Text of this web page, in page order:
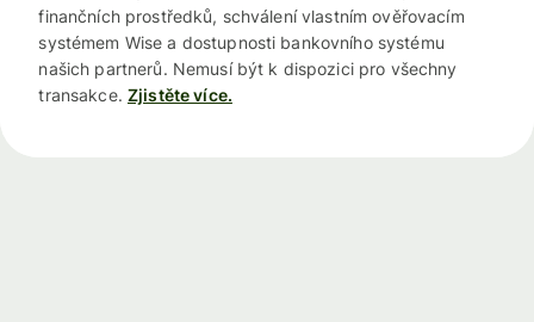
finančních prostředků, schválení vlastním ověřovacím
systémem Wise a dostupnosti bankovního systému
našich partnerů. Nemusí být k dispozici pro všechny
transakce. Zjistěte více.